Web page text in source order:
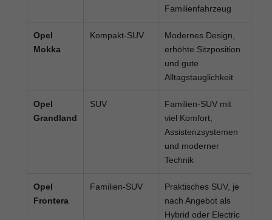
Familienfahrzeug
Opel
Mokka
Kompakt-SUV
Modernes Design,
erhöhte Sitzposition
und gute
Alltagstauglichkeit
Opel
Grandland
SUV
Familien-SUV mit
viel Komfort,
Assistenzsystemen
und moderner
Technik
Opel
Frontera
Familien-SUV
Praktisches SUV, je
nach Angebot als
Hybrid oder Electric